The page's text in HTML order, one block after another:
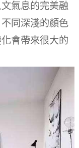
氣息的完美融
同深淺的顏色
會帶來很大的